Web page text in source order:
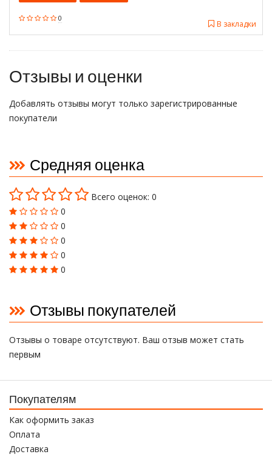
0
В закладки
Отзывы и оценки
Добавлять отзывы могут только зарегистрированные
покупатели
Средняя оценка
Всего оценок: 0
0
0
0
0
0
Отзывы покупателей
Отзывы о товаре отсутствуют. Ваш отзыв может стать
первым
Покупателям
Как оформить заказ
Оплата
Доставка